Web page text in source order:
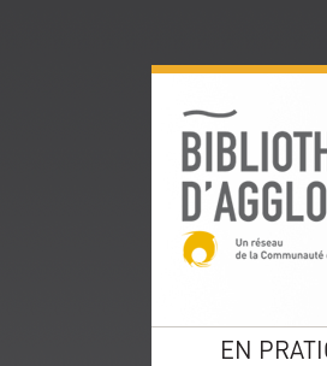
menu
contenu
la
EN